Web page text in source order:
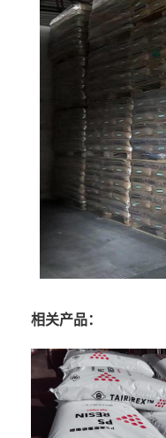
相关产品：